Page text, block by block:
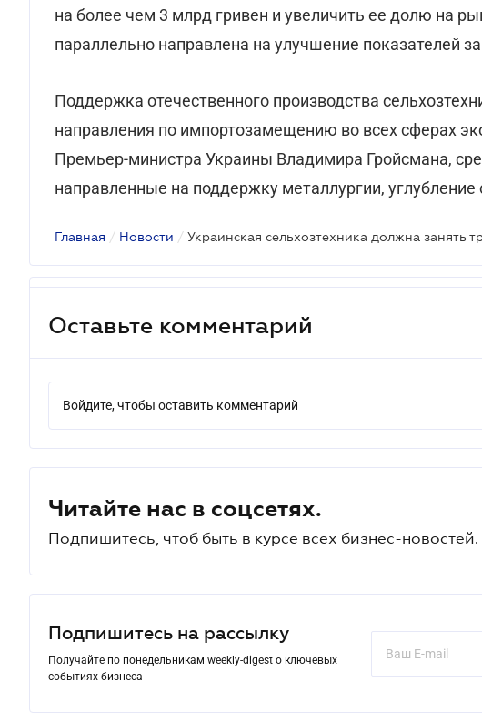
на более чем 3 млрд гривен и увеличить ее долю на
параллельно направлена на улучшение показателей
Поддержка отечественного производства
направления по импортозамещению во всех сферах
Премьер-министра Украины Владимира Гройсмана,
направленные на поддержку металлургии, углубление
Главная / Новости /
Оставьте комментарий
Войдите, чтобы оставить комментарий
Читайте нас в соцсетях.
Подпишитесь, чтоб быть в курсе всех бизнес-новостей.
Подпишитесь на рассылку
Получайте по понедельникам weekly-digest о ключевых
событиях бизнеса